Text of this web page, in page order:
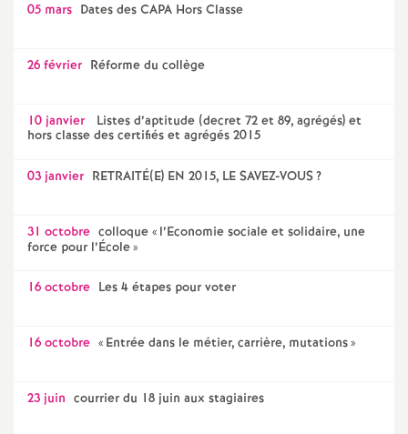
O
r
l
05 mars Dates des CAPA Hors Classe
26 février Réforme du collège
10 janvier
Listes d’aptitude (decret 72 et 89, agrégés) et
hors classe des certifiés et agrégés 2015
03 janvier RETRAITÉ(E) EN 2015, LE SAVEZ-VOUS?
31 octobre colloque « l’Economie sociale et solidaire, une
force pour l’École»
16 octobre Les 4 étapes pour voter
16 octobre « Entrée dans le métier, carrière, mutations»
23 juin courrier du 18 juin aux stagiaires